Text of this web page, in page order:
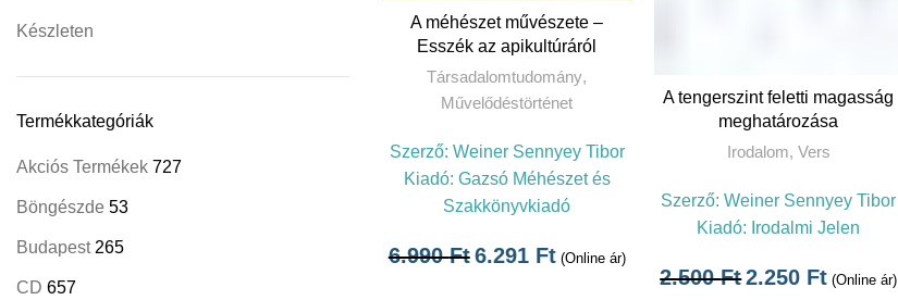
Készleten
Termékkategóriák
Akciós Termékek 727
Böngészde 53
Budapest 265
CD 657
KOSÁRBA TESZEM
A méhészet művészete –
Esszék az apikultúráról
Társadalomtudomány,
Művelődéstörténet
Szerző: Weiner Sennyey Tibor
Kiadó: Gazsó Méhészet és
Szakkönyvkiadó
6.990Ft6.291 Ft (Online ár)
TOVÁBB
A tengerszint feletti magasság
meghatározása
Irodalom, Vers
Szerző:Weiner Sennyey Tibor
Kiadó: Irodalmi Jelen
2.500Ft2.250 Ft (Online ár)